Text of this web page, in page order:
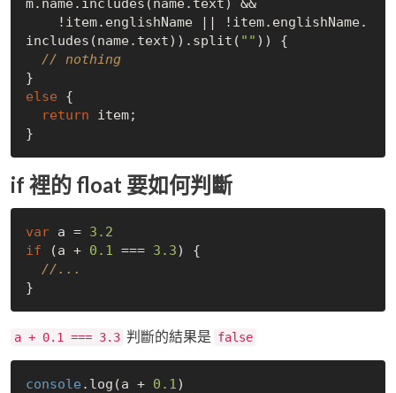
m.name.includes(name.text) &&
includes(name.text)).split( "" )) {
// nothing
else {
return item;
if 裡的 float 要如何判斷
var a = 3.2
if (a + 0.1 === 3.3) {
//...
a + 0.1 === 3.3 判斷的結果是 false
console .log(a + 0.1